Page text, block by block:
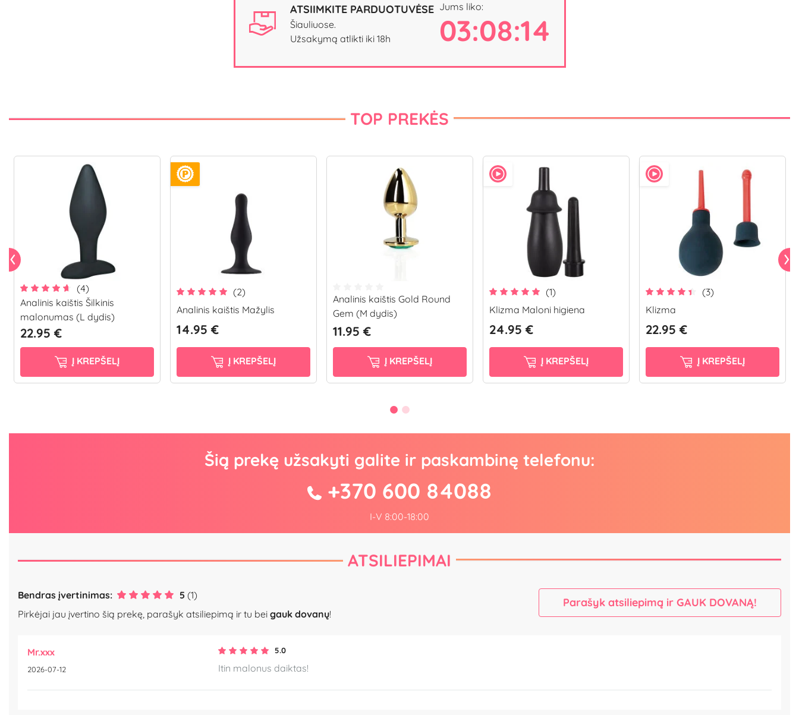
ATSIIMKITE PARDUOTUVĖSE
Šiauliuose.
Užsakymą atlikti iki 18h
Jums liko:
03:08:13
TOP PREKĖS
(4)
Analinis kaištis Šilkinis
malonumas (L dydis)
22.95 €
Į KREPŠELĮ
(2)
Analinis kaištis Mažylis
14.95 €
Į KREPŠELĮ
Analinis kaištis Gold Round
Gem (M dydis)
11.95 €
Į KREPŠELĮ
(1)
Klizma Maloni higiena
24.95 €
Į KREPŠELĮ
(3)
Klizma
22.95 €
Į KREPŠELĮ
Šią prekę užsakyti galite ir paskambinę telefonu:
+370 600 84088
I-V 8:00-18:00
ATSILIEPIMAI
Bendras įvertinimas: 5 (1)
Pirkėjai jau įvertino šią prekę, parašyk atsiliepimą ir tu bei gauk dovanų!
Parašyk atsiliepimą ir GAUK DOVANĄ!
Mr.xxx
2026-07-12
5.0
Itin malonus daiktas!